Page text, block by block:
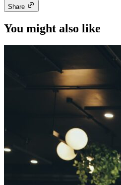
Share
You might also like